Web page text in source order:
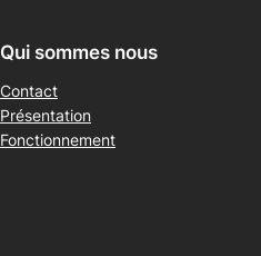
Qui sommes nous
Contact
Présentation
Fonctionnement